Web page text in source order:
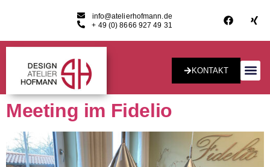
info@atelierhofmann.de
+ 49 (0) 8666 927 49 31
KONTAKT
Meeting im Fidelio